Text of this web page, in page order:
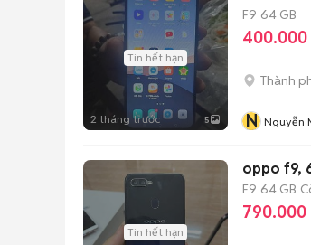
Tin hết hạn
2 tháng trước 5
F9 64 GB
400.000
Thành
N Nguyễn
Tin hết hạn
oppo f9,
F9 64 GB
790.000